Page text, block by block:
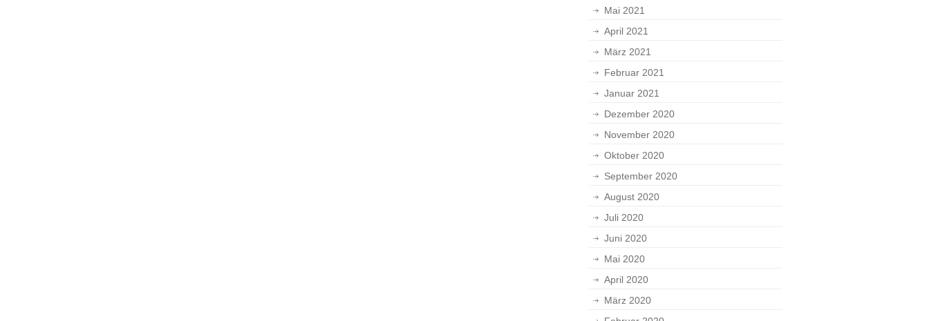
Mai 2021
April 2021
März 2021
Februar 2021
Januar 2021
Dezember 2020
November 2020
Oktober 2020
September 2020
August 2020
Juli 2020
Juni 2020
Mai 2020
April 2020
März 2020